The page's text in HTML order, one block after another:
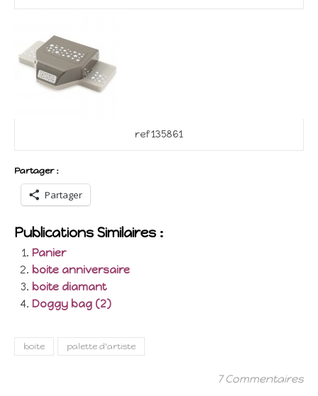
ref 135861
Partager :
Partager
Publications Similaires :
Panier
boite anniversaire
boite diamant
Doggy bag (2)
boite palette d'artiste
7 Commentaires